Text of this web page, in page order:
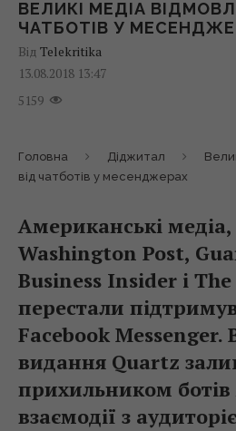
ВЕЛИКІ МЕДІА
ЧАТБОТІВ У
Від Telekritika
13.08.2018 13:47
5159
Головна Діджитал
від чатботів у месенджерах
Американські
Washington Post,
Business Insider і
перестали
Facebook Messenger.
видання Quartz
прихильником ботів
взаємодії з